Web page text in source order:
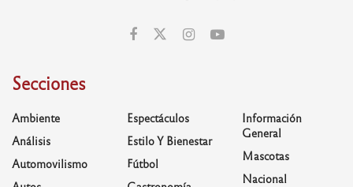
Secciones
Ambiente
Análisis
Automovilismo
Espectáculos
Estilo Y Bienestar
Fútbol
Información
General
Mascotas
Nacional